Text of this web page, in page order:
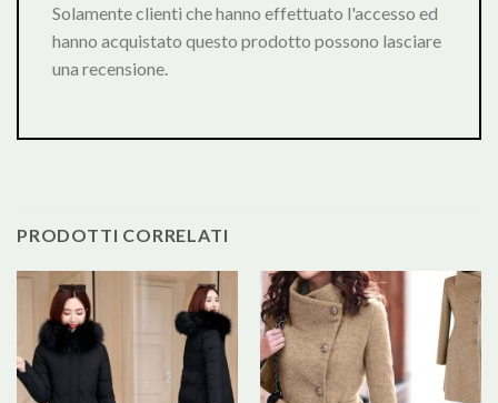
Solamente clienti che hanno effettuato l'accesso ed
hanno acquistato questo prodotto possono lasciare
una recensione.
PRODOTTI CORRELATI